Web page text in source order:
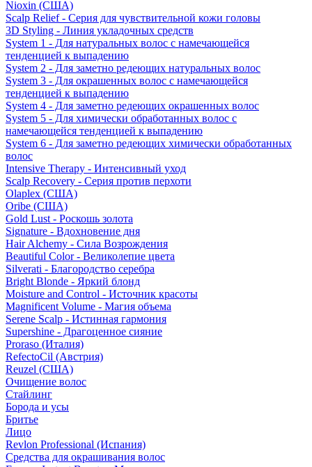
Nioxin (США)
Scalp Relief - Серия для чувствительной кожи головы
3D Styling - Линия укладочных средств
System 1 - Для натуральных волос с намечающейся
тенденцией к выпадению
System 2 - Для заметно редеющих натуральных волос
System 3 - Для окрашенных волос с намечающейся
тенденцией к выпадению
System 4 - Для заметно редеющих окрашенных волос
System 5 - Для химически обработанных волос с
намечающейся тенденцией к выпадению
System 6 - Для заметно редеющих химически обработанных
волос
Intensive Therapy - Интенсивный уход
Scalp Recovery - Серия против перхоти
Olaplex (США)
Oribe (США)
Gold Lust - Роскошь золота
Signature - Вдохновение дня
Hair Alchemy - Сила Возрождения
Beautiful Color - Великолепие цвета
Silverati - Благородство серебра
Bright Blonde - Яркий блонд
Moisture and Control - Источник красоты
Magnificent Volume - Магия объема
Serene Scalp - Истинная гармония
Supershine - Драгоценное сияние
Proraso (Италия)
RefectoCil (Австрия)
Reuzel (США)
Очищение волос
Стайлинг
Борода и усы
Бритье
Лицо
Revlon Professional (Испания)
Средства для окрашивания волос